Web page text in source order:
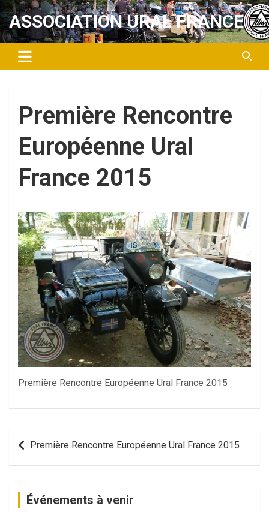
Aller
au
contenu
ASSOCIATION URAL FRANCE
Première Rencontre
Européenne Ural
France 2015
Première Rencontre Européenne Ural France 2015
Navigation
Première Rencontre Européenne Ural France 2015
Événements à venir